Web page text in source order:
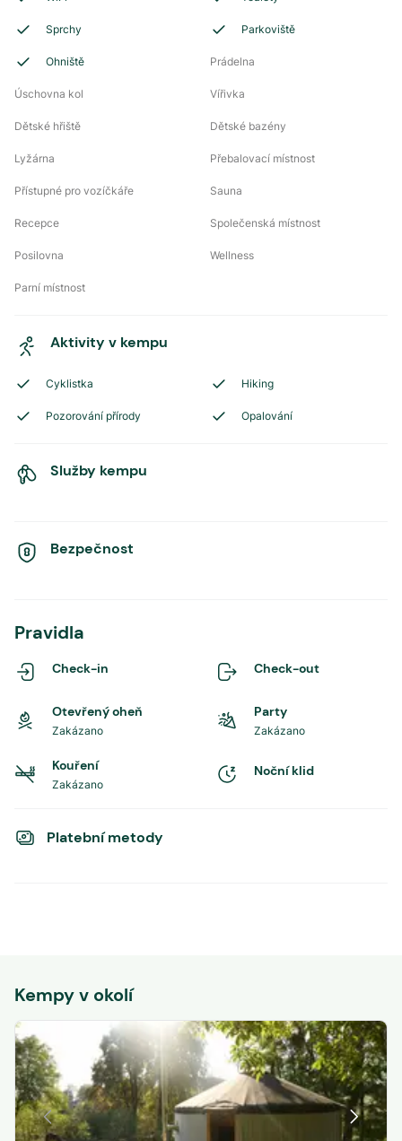
Sprchy Parkoviště
Ohniště Prádelna
Úschovna kol Vířivka
Dětské hřiště Dětské bazény
Lyžárna Přebalovací místnost
Přístupné pro vozíčkáře Sauna
Recepce Společenská místnost
Posilovna Wellness
Parní místnost
Aktivity v kempu
Cyklistka Hiking
Pozorování přírody Opalování
Služby kempu
Bezpečnost
Pravidla
Check-in Check-out
Otevřený oheň
Zakázano
Party
Zakázano
Kouření
Zakázano
Noční klid
Platební metody
Kempy v okolí